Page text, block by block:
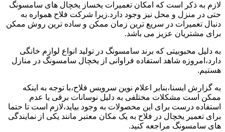
لازم به ذکر است که امکان تعمیرات یخساز یخچال های سامسونگ
حتی در منزل و محل نیز وجود دارد.زیرا شرکت فلاح همواره به
دنبال تعمیرات در سریع ترین زمان ممکن و ساده ترین روش ممکن
برای مشتریان عزیز می باشد.
به دلیل محبوبیتی که برند سامسونگ در تولید انواع لوازم خانگی
دارد،امروزه شاهد استفاده فراوانی از یخچال سامسونگ در منازل
هستیم.
به گزارش ایسنا،بنابر اعلام نوین سرویس فلاح،با توجه به اینکه
ممکن است مشکلات مختلفی به دلیل نوسانات برقی یا عدم
استفاده درست برای این محصولات به وجود بیاید،لازم است تا حتما
برای تعمیر یخچال در فلاح به یک مکان معتبر مانند یکی از نمایندگی
های سامسونگ مراجعه کنید.